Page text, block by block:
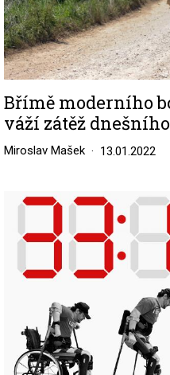
Břímě moderního
váží zátěž
Miroslav Mašek 13.01.2022
Image